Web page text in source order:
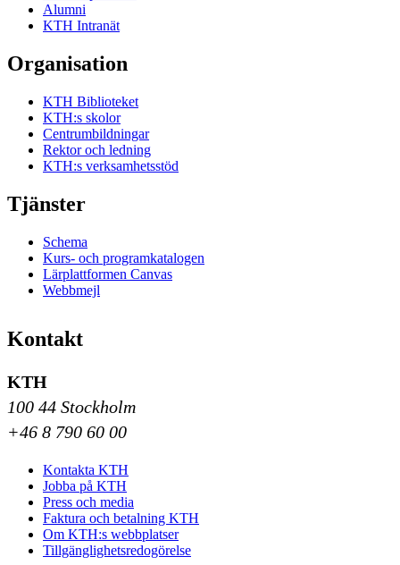
Alumni
KTH Intranät
Organisation
KTH Biblioteket
KTH:s skolor
Centrumbildningar
Rektor och ledning
KTH:s verksamhetsstöd
Tjänster
Schema
Kurs- och programkatalogen
Lärplattformen Canvas
Webbmejl
Kontakt
KTH
100 44 Stockholm
+46 8 790 60 00
Kontakta KTH
Jobba på KTH
Press och media
Faktura och betalning KTH
Om KTH:s webbplatser
Tillgänglighetsredogörelse